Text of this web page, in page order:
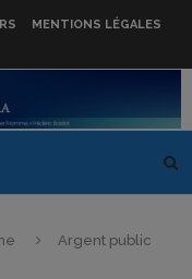
MENTIONS LÉGALES
Argent public